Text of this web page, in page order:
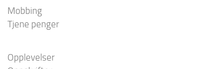
Mobbing
Tjene penger
Opplevelser